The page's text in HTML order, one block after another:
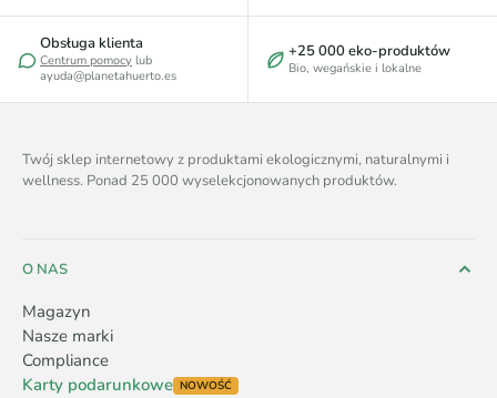
Obsługa klienta
Centrum pomocy lub
ayuda@planetahuerto.es
+25 000 eko-produktów
Bio, wegańskie i lokalne
Twój sklep internetowy z produktami ekologicznymi, naturalnymi i
wellness. Ponad 25 000 wyselekcjonowanych produktów.
O NAS
Magazyn
Nasze marki
Compliance
Karty podarunkowe NOWOŚĆ